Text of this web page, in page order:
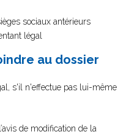
sociaux antérieurs
légal
au dossier
s'il n'effectue pas lui-même
de modification de la